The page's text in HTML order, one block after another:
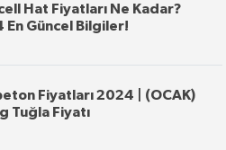
Hat Fiyatları Ne Kadar?
En Güncel Bilgiler!
Fiyatları 2024 | (OCAK)
Tuğla Fiyatı